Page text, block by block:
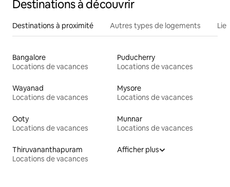
Destinations à découvrir
Destinations à proximité Autres types de logements
Bangalore
Locations de vacances
Puducherry
Locations de vacances
Wayanad
Locations de vacances
Mysore
Locations de vacances
Ooty
Locations de vacances
Munnar
Locations de vacances
Thiruvananthapuram
Locations de vacances
Afficher plus